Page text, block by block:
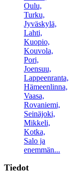
Oulu,
Turku,
Jyväskylä,
Lahti,
Kuopio,
Kouvola,
Pori,
Joensuu,
Lappeenranta,
Hämeenlinna,
Vaasa,
Rovaniemi,
Seinäjoki,
Mikkeli,
Kotka,
Salo ja
enemmän...
Tiedot